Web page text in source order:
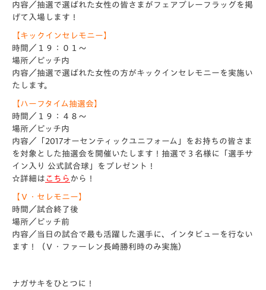
内容／抽選で選ばれた女性の皆さまがフェアプレーフラッグを掲
げて入場します！
【キックインセレモニー】
時間／１９：０１～
場所／ピッチ内
内容／抽選で選ばれた女性の方がキックインセレモニーを実施い
たします。
【ハーフタイム抽選会】
時間／１９：４８～
場所／ピッチ内
内容／「2017オーセンティックユニフォーム」をお持ちの皆さま
を対象とした抽選会を開催いたします！抽選で３名様に「選手サ
イン入り 公式試合球」をプレゼント！
☆詳細は こちら から！
【Ｖ・セレモニー】
時間／試合終了後
場所／ピッチ前
内容／当日の試合で最も活躍した選手に、インタビューを行ない
ます！（Ｖ・ファーレン長崎勝利時のみ実施）
ナガサキをひとつに！